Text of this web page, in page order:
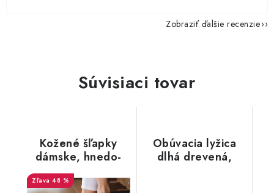
Zobraziť ďalšie recenzie
Súvisiaci tovar
Kožené šľapky
dámske, hnedo-
biele so snehovou
vločkou
48 %
Obúvacia lyžica
dlhá drevená,